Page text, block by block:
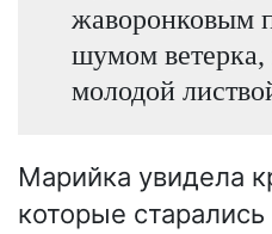
жаворонковым
шумом
молодой
Марийка увидела
которые старались